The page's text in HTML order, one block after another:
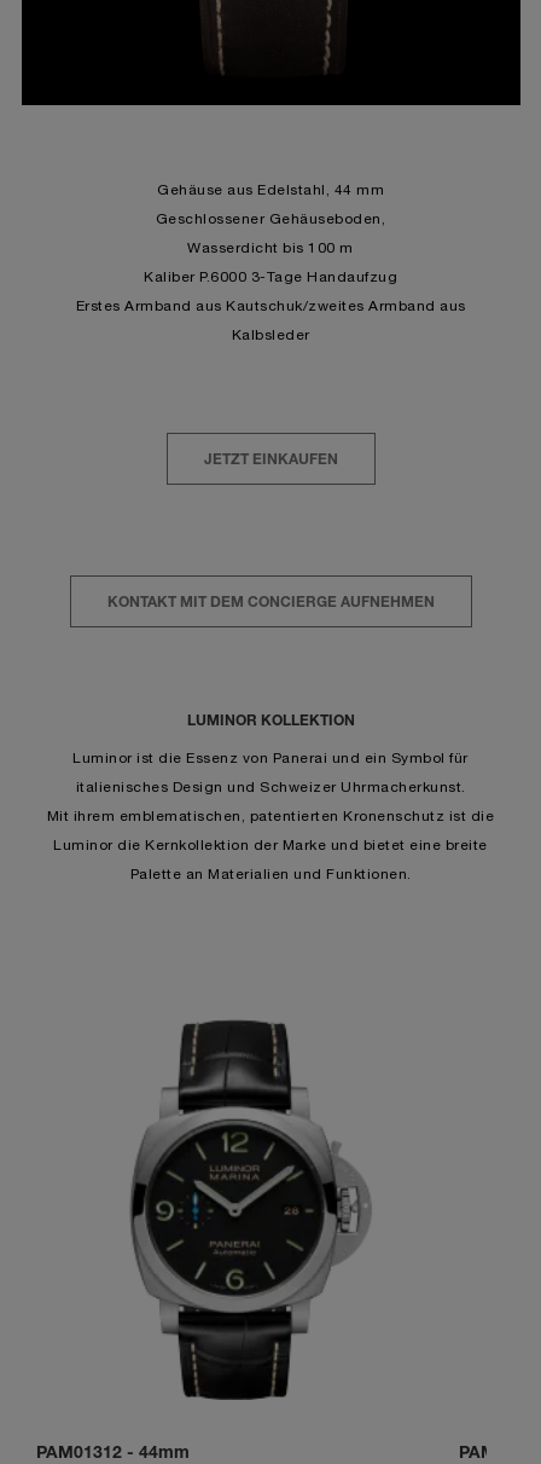
Gehäuse aus Edelstahl, 44 mm
Geschlossener Gehäuseboden,
Wasserdicht bis 100 m
Kaliber P.6000 3-Tage Handaufzug
Erstes Armband aus Kautschuk/zweites Armband aus
Kalbsleder
JETZT EINKAUFEN
KONTAKT MIT DEM CONCIERGE AUFNEHMEN
LUMINOR KOLLEKTION
Luminor ist die Essenz von Panerai und ein Symbol für
italienisches Design und Schweizer Uhrmacherkunst.
Mit ihrem emblematischen, patentierten Kronenschutz ist die
Luminor die Kernkollektion der Marke und bietet eine breite
Palette an Materialien und Funktionen.
PAM01312 - 44mm